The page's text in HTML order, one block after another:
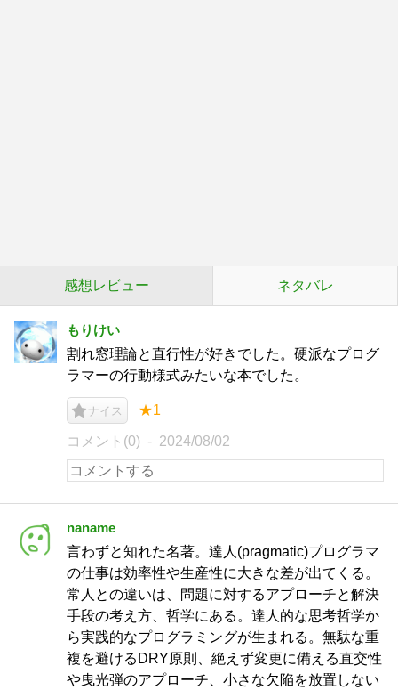
感想レビュー ネタバレ
もりけい
割れ窓理論と直行性が好きでした。硬派なプログ
ラマーの行動様式みたいな本でした。
ナイス ★1
コメント(0) 2024/08/02
naname
言わずと知れた名著。達人(pragmatic)プログラマ
の仕事は効率性や生産性に大きな差が出てくる。
常人との違いは、問題に対するアプローチと解決
手段の考え方、哲学にある。達人的な思考哲学か
ら実践的なプログラミングが生まれる。無駄な重
複を避けるDRY原則、絶えず変更に備える直交性
や曳光弾のアプローチ、小さな欠陥を放置しない